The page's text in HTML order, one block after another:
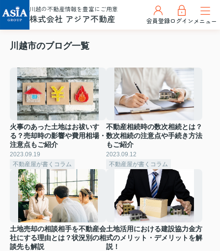
川越の不動産情報を豊富にご用意
株式会社 アジア不動産 会員登録ログインメニュー
川越市のブログ一覧
火事のあった土地はお祓いす
る？売却時の影響や費用相場・
注意点もご紹介
2023.09.19
不動産屋が書くコラム
不動産相続時の数次相続とは？
数次相続の注意点や手続き方法
もご紹介
2023.09.12
不動産屋が書くコラム
土地売却の相談相手を不動産会
社にする理由とは？状況別の相
談先も解説
土地活用における建設協力金方
式のメリット・デメリットを解
説！